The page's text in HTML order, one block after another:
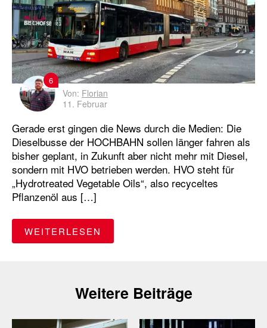
6
Von: Florian
11. Februar
Gerade erst gingen die News durch die Medien: Die
Dieselbusse der HOCHBAHN sollen länger fahren als
bisher geplant, in Zukunft aber nicht mehr mit Diesel,
sondern mit HVO betrieben werden. HVO steht für
„Hydrotreated Vegetable Oils“, also recyceltes
Pflanzenöl aus […]
WEITERLESEN
Weitere Beiträge